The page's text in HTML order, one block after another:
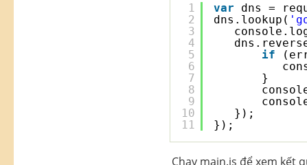
1
2
3
4
5
6
7
8
9
10
11
var dns =
dns.lookup(
if
}
});
});
Chạy main.js để xem kết